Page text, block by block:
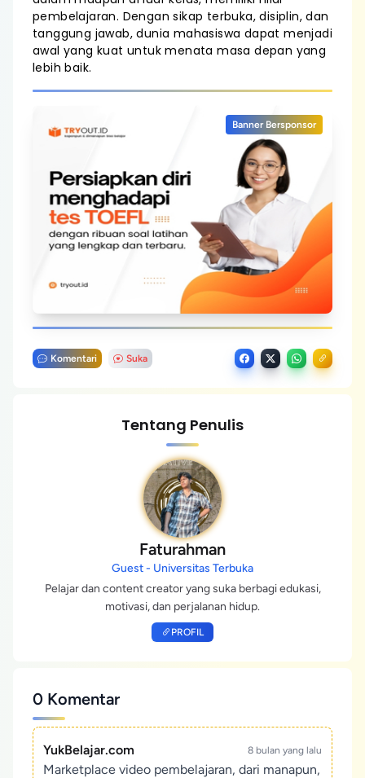
pembelajaran. Dengan sikap terbuka, disiplin, dan
tanggung jawab, dunia mahasiswa dapat menjadi
awal yang kuat untuk menata masa depan yang
lebih baik.
Banner Bersponsor
Komentari Suka
Tentang Penulis
Faturahman
Guest - Universitas Terbuka
Pelajar dan content creator yang suka berbagi edukasi,
motivasi, dan perjalanan hidup.
PROFIL
0 Komentar
YukBelajar.com 8 bulan yang lalu
Marketplace video pembelajaran, dari manapun,